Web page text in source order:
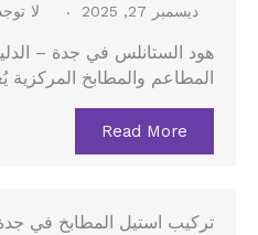
ديسمبر 27, 2025 لا
هود الستانلس في جدة –
المطاعم والمطابخ
Read More
تركيب استيل المطابخ في